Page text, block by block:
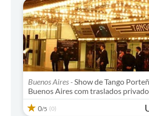
Buenos Aires - Show de Tango
Buenos Aires com traslados
0/5 (0)